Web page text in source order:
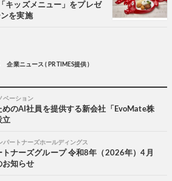
キッズメニュー」をプレゼ
を実施
企業ニュース ( PR TIMES提供 )
ベーション
めのAI社員を提供する新会社「EvoMate株
立
パートナーズホールディングス
トナーズグループ 令和8年（2026年）4月
お知らせ